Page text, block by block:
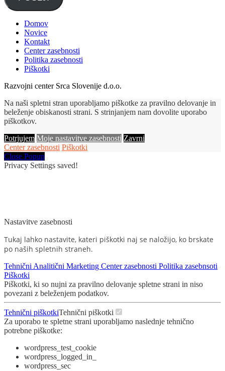
Domov
Novice
Kontakt
Center zasebnosti
Politika zasebnosti
Piškotki
Razvojni center Srca Slovenije d.o.o.
Na naši spletni stran uporabljamo piškotke za pravilno delovanje in
beleženje obiskanosti strani. S strinjanjem nam dovolite uporabo
piškotkov.
Potrjujem Moje nastavitve zasebnosti Zavrni
Center zasebnosti Piškotki
Close Popup
Privacy Settings saved!
Nastavitve zasebnosti
Tukaj lahko nastavite, kateri piškotki naj se naložijo, ko brskate
po naših spletnih straneh.
Tehnični Analitični Marketing Center zasebnosti Politika zasebnsoti
Piškotki
Piškotki, ki so nujni za pravilno delovanje spletne strani in niso
povezani z beleženjem podatkov.
Tehnični piškotkiTehnični piškotki
Za uporabo te spletne strani uporabljamo naslednje tehnično
potrebne piškotke:
wordpress_test_cookie
wordpress_logged_in_
wordpress_sec